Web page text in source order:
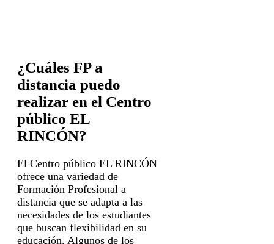
¿Cuáles FP a
distancia puedo
realizar en el Centro
público EL
RINCÓN?
El Centro público EL RINCÓN
ofrece una variedad de
Formación Profesional a
distancia que se adapta a las
necesidades de los estudiantes
que buscan flexibilidad en su
educación. Algunos de los